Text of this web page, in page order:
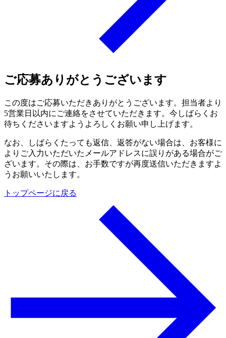
ご応募ありがとうございます
この度はご応募いただきありがとうございます。担当者より
5営業日以内にご連絡をさせていただきます。今しばらくお
待ちくださいますようよろしくお願い申し上げます。
なお、しばらくたっても返信、返答がない場合は、お客様に
よりご入力いただいたメールアドレスに誤りがある場合がご
ざいます。その際は、お手数ですが再度送信いただきますよ
うお願いいたします。
トップページに戻る